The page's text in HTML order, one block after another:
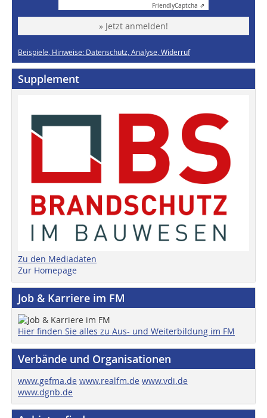
FriendlyCaptcha ⇗
» Jetzt anmelden!
Beispiele, Hinweise: Datenschutz, Analyse, Widerruf
Supplement
Zu den Mediadaten
Zur Homepage
Job & Karriere im FM
Hier finden Sie alles zu Aus- und Weiterbildung im FM
Verbände und Organisationen
www.gefma.de www.realfm.de www.vdi.de
www.dgnb.de